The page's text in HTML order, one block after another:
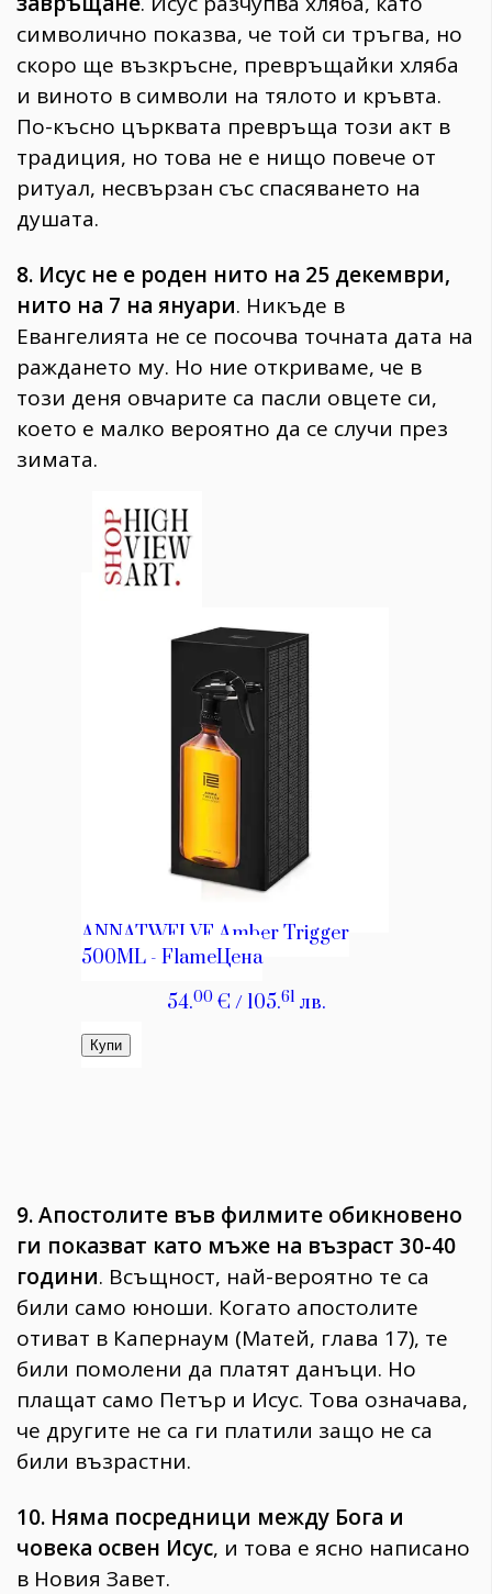
символично показва, че той си тръгва, но
скоро ще възкръсне, превръщайки хляба
и виното в символи на тялото и кръвта.
По-късно църквата превръща този акт в
традиция, но това не е нищо повече от
ритуал, несвързан със спасяването на
душата.
8. Исус не е роден нито на 25 декември,
нито на 7 на януари. Никъде в
Евангелията не се посочва точната дата на
раждането му. Но ние откриваме, че в
този деня овчарите са пасли овцете си,
което е малко вероятно да се случи през
зимата.
9. Апостолитe във филмите обикновено
ги показват като мъже на възраст 30-40
години. Всъщност, най-вероятно те са
били само юноши. Когато апостолите
отиват в Капернаум (Матей, глава 17), те
били помолени да платят данъци. Но
плащат само Петър и Исус. Това означава,
че другите не са ги платили защо не са
били възрастни.
10. Няма посредници между Бога и
човека освен Исус, и това е ясно написано
в Новия Завет.